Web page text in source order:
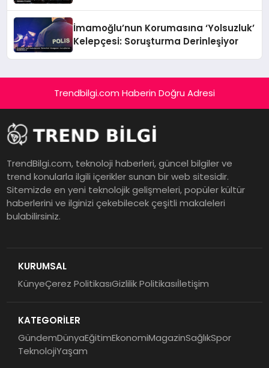
İmamoğlu’nun Korumasına ‘Yolsuzluk’
Kelepçesi: Soruşturma Derinleşiyor
Trendbilgi.com Haberin Doğru Adresi
TrendBilgi.com, teknoloji haberleri, güncel bilgiler ve
trend konularla ilgili içerikler sunan bir web sitesidir.
Sitemizde en yeni teknolojik gelişmeleri, popüler kültür
haberlerini ve ilginizi çekebilecek çeşitli makaleleri
bulabilirsiniz.
KURUMSAL
KünyeÇerez PolitikasıGizlilik Politikasıİletişim
KATEGORİLER
GündemDünyaEğitimEkonomiMagazinSağlıkSpor
TeknolojiYaşam